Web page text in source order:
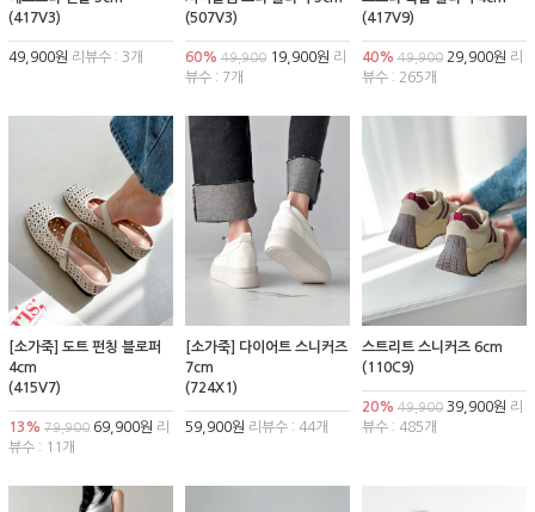
(417V3)
49,900원 리뷰수 : 3개
(507V3)
60% 49,90019,900원 리
뷰수 : 7개
(417V9)
40% 49,90029,900원 리
뷰수 : 265개
[소가죽] 도트 펀칭 블로퍼
4cm
(415V7)
13% 79,900 69,900원 리
뷰수 : 11개
[소가죽] 다이어트 스니커즈
7cm
(724X1)
59,900원 리뷰수 : 44개
스트리트 스니커즈 6cm
(110C9)
20% 49,90039,900원 리
뷰수 : 485개